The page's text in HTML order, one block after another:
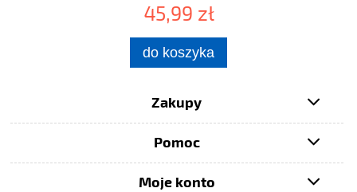
45,99 zł
do koszyka
Zakupy
Pomoc
Moje konto